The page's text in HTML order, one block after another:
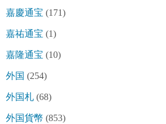
嘉慶通宝 (171)
嘉祐通宝 (1)
嘉隆通宝 (10)
外国 (254)
外国札 (68)
外国貨幣 (853)